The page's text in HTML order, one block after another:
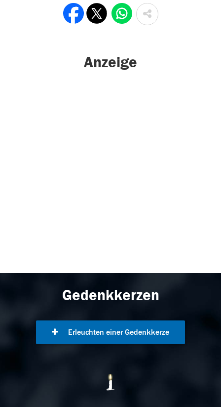
Anzeige
Gedenkkerzen
Erleuchten einer Gedenkkerze